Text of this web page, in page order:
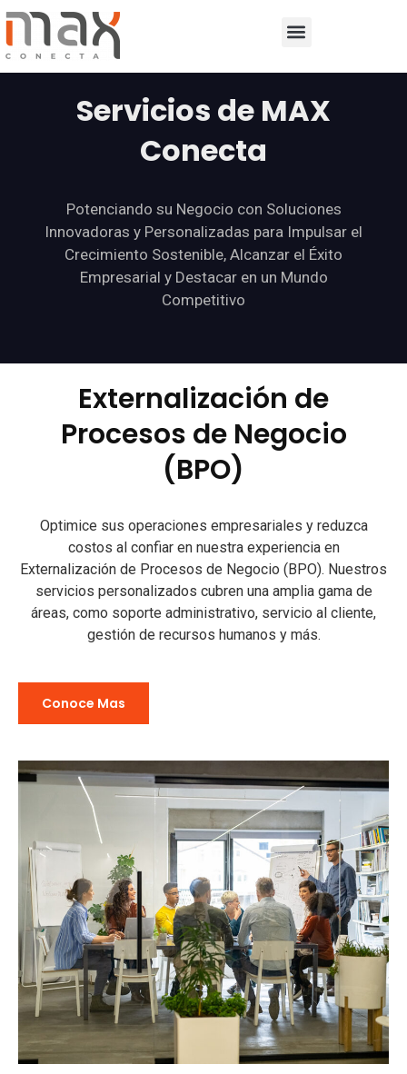
Servicios de MAX
Conecta
Potenciando su Negocio con Soluciones
Innovadoras y Personalizadas para Impulsar el
Crecimiento Sostenible, Alcanzar el Éxito
Empresarial y Destacar en un Mundo
Competitivo
Externalización de
Procesos de Negocio
(BPO)
Optimice sus operaciones empresariales y reduzca
costos al confiar en nuestra experiencia en
Externalización de Procesos de Negocio (BPO). Nuestros
servicios personalizados cubren una amplia gama de
áreas, como soporte administrativo, servicio al cliente,
gestión de recursos humanos y más.
Conoce Mas